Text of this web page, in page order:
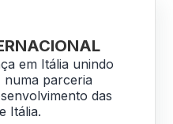
em Itália unindo
numa parceria
das
Itália.